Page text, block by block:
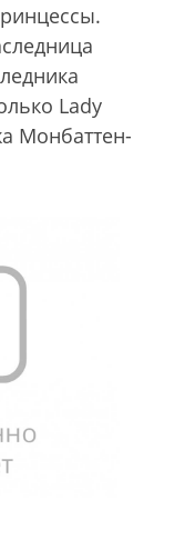
Lady
Монбаттен-